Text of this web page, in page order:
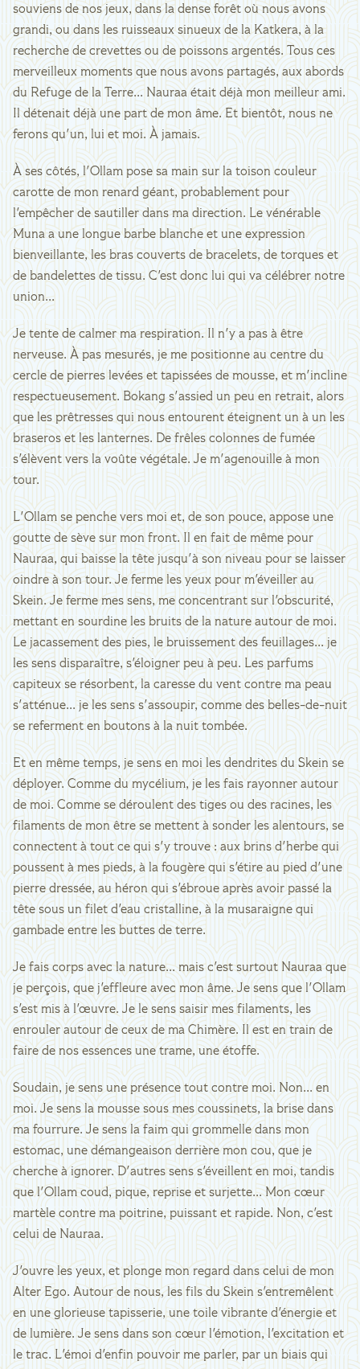
souviens de nos jeux, dans la dense forêt où nous avons
grandi, ou dans les ruisseaux sinueux de la Katkera, à la
recherche de crevettes ou de poissons argentés. Tous ces
merveilleux moments que nous avons partagés, aux abords
du Refuge de la Terre... Nauraa était déjà mon meilleur ami.
Il détenait déjà une part de mon âme. Et bientôt, nous ne
ferons qu'un, lui et moi. À jamais.
À ses côtés, l'Ollam pose sa main sur la toison couleur
carotte de mon renard géant, probablement pour
l'empêcher de sautiller dans ma direction. Le vénérable
Muna a une longue barbe blanche et une expression
bienveillante, les bras couverts de bracelets, de torques et
de bandelettes de tissu. C'est donc lui qui va célébrer notre
union...
Je tente de calmer ma respiration. Il n'y a pas à être
nerveuse. À pas mesurés, je me positionne au centre du
cercle de pierres levées et tapissées de mousse, et m'incline
respectueusement. Bokang s'assied un peu en retrait, alors
que les prêtresses qui nous entourent éteignent un à un les
braseros et les lanternes. De frêles colonnes de fumée
s'élèvent vers la voûte végétale. Je m'agenouille à mon
tour.
L'Ollam se penche vers moi et, de son pouce, appose une
goutte de sève sur mon front. Il en fait de même pour
Nauraa, qui baisse la tête jusqu'à son niveau pour se laisser
oindre à son tour. Je ferme les yeux pour m'éveiller au
Skein. Je ferme mes sens, me concentrant sur l'obscurité,
mettant en sourdine les bruits de la nature autour de moi.
Le jacassement des pies, le bruissement des feuillages... je
les sens disparaître, s'éloigner peu à peu. Les parfums
capiteux se résorbent, la caresse du vent contre ma peau
s'atténue... je les sens s'assoupir, comme des belles-de-nuit
se referment en boutons à la nuit tombée.
Et en même temps, je sens en moi les dendrites du Skein se
déployer. Comme du mycélium, je les fais rayonner autour
de moi. Comme se déroulent des tiges ou des racines, les
filaments de mon être se mettent à sonder les alentours, se
connectent à tout ce qui s'y trouve : aux brins d'herbe qui
poussent à mes pieds, à la fougère qui s'étire au pied d'une
pierre dressée, au héron qui s'ébroue après avoir passé la
tête sous un filet d'eau cristalline, à la musaraigne qui
gambade entre les buttes de terre.
Je fais corps avec la nature... mais c'est surtout Nauraa que
je perçois, que j'effleure avec mon âme. Je sens que l'Ollam
s'est mis à l'œuvre. Je le sens saisir mes filaments, les
enrouler autour de ceux de ma Chimère. Il est en train de
faire de nos essences une trame, une étoffe.
Soudain, je sens une présence tout contre moi. Non... en
moi. Je sens la mousse sous mes coussinets, la brise dans
ma fourrure. Je sens la faim qui grommelle dans mon
estomac, une démangeaison derrière mon cou, que je
cherche à ignorer. D'autres sens s'éveillent en moi, tandis
que l'Ollam coud, pique, reprise et surjette... Mon cœur
martèle contre ma poitrine, puissant et rapide. Non, c'est
celui de Nauraa.
J'ouvre les yeux, et plonge mon regard dans celui de mon
Alter Ego. Autour de nous, les fils du Skein s'entremêlent
en une glorieuse tapisserie, une toile vibrante d'énergie et
de lumière. Je sens dans son cœur l'émotion, l'excitation et
le trac. L'émoi d'enfin pouvoir me parler, par un biais qui